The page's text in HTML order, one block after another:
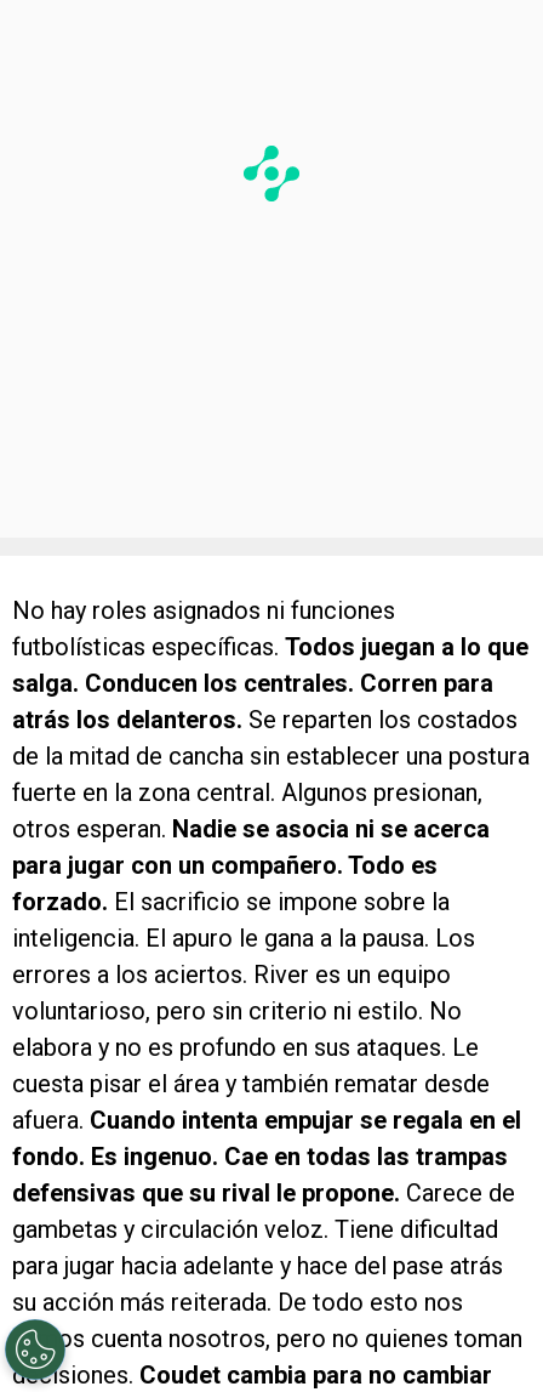
No hay roles asignados ni funciones
futbolísticas específicas. Todos juegan a lo que
salga. Conducen los centrales. Corren para
atrás los delanteros. Se reparten los costados
de la mitad de cancha sin establecer una postura
fuerte en la zona central. Algunos presionan,
otros esperan. Nadie se asocia ni se acerca
para jugar con un compañero. Todo es
forzado. El sacrificio se impone sobre la
inteligencia. El apuro le gana a la pausa. Los
errores a los aciertos. River es un equipo
voluntarioso, pero sin criterio ni estilo. No
elabora y no es profundo en sus ataques. Le
cuesta pisar el área y también rematar desde
afuera. Cuando intenta empujar se regala en el
fondo. Es ingenuo. Cae en todas las trampas
defensivas que su rival le propone. Carece de
gambetas y circulación veloz. Tiene dificultad
para jugar hacia adelante y hace del pase atrás
su acción más reiterada. De todo esto nos
damos cuenta nosotros, pero no quienes toman
decisiones. Coudet cambia para no cambiar